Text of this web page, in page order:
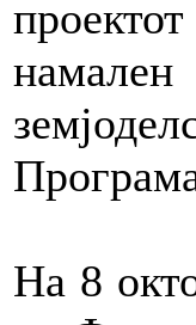
На 8